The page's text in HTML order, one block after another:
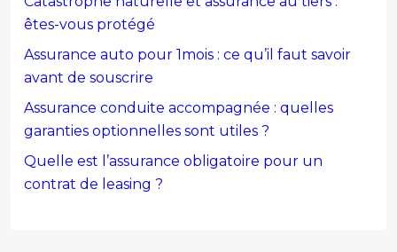
êtes-vous protégé
Assurance auto pour 1mois : ce qu’il faut savoir
avant de souscrire
Assurance conduite accompagnée : quelles
garanties optionnelles sont utiles ?
Quelle est l’assurance obligatoire pour un
contrat de leasing ?